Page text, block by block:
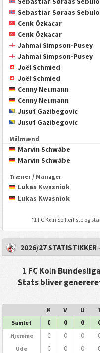
Sebastian Søraas
Cenk Özkacar
Cenk Özkacar
Jahmai Simpson-Pusey
Jahmai Simpson-Pusey
Joël Schmied
Joël Schmied
Cenny Neumann
Cenny Neumann
Jusuf Gazibegovic
Jusuf Gazibegovic
Målmænd
Marvin Schwäbe
Marvin Schwäbe
Træner / Manager
Lukas Kwasniok
Lukas Kwasniok
*1 FC Koln Spillerliste og
2026/27 STATISTIKKER-
1 FC Koln
Stats bliver
K V U
Samlet 0 0 0
Hjemme 0 0 0
Ude 0 0 0